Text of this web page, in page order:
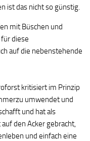
ist das nicht so günstig.
mit Büschen und
diese
auf die nebenstehende
kritisiert im Prinzip
umwendet und
und hat als
den Acker gebracht,
und einfach eine